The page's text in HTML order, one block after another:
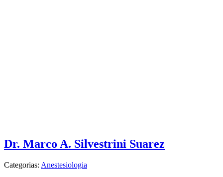
Dr. Marco A. Silvestrini Suarez
Categorias: Anestesiologia